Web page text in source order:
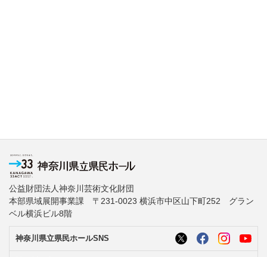
公益財団法人神奈川芸術文化財団
本部県域展開事業課 〒231-0023 横浜市中区山下町252 グラン
ベル横浜ビル8階
神奈川県立県民ホールSNS